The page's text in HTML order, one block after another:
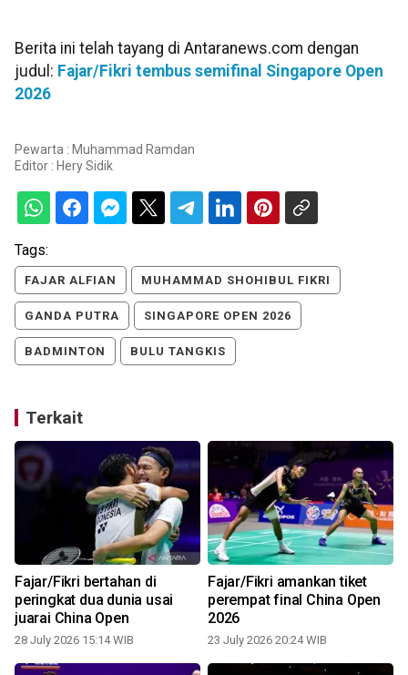
Berita ini telah tayang di Antaranews.com dengan
judul: Fajar/Fikri tembus semifinal Singapore Open
2026
Pewarta : Muhammad Ramdan
Editor : Hery Sidik
Tags:
FAJAR ALFIAN MUHAMMAD SHOHIBUL FIKRI
GANDA PUTRA SINGAPORE OPEN 2026
BADMINTON BULU TANGKIS
Terkait
Fajar/Fikri bertahan di
peringkat dua dunia usai
juarai China Open
28 July 2026 15:14 WIB
Fajar/Fikri amankan tiket
perempat final China Open
2026
23 July 2026 20:24 WIB